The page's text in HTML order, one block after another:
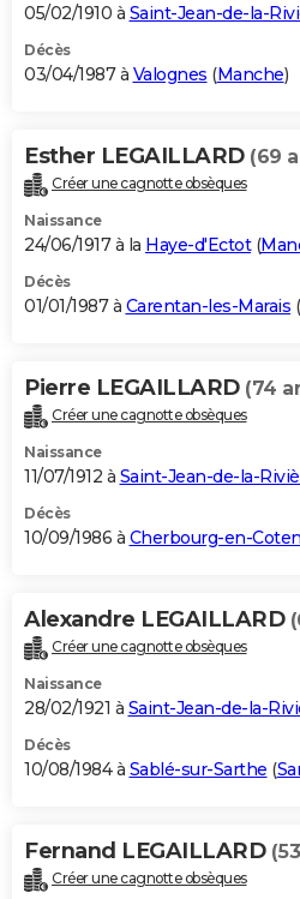
05/02/1910 à Saint-Jean-de-la-
Décès
03/04/1987 à Valognes (Manche)
Esther LEGAILLARD (69
Créer une cagnotte obsèques
Naissance
24/06/1917 à la Haye-d'Ectot(
Décès
01/01/1987 à Carentan-les-Marais (
Pierre LEGAILLARD (74
Créer une cagnotte obsèques
Naissance
11/07/1912 à Saint-Jean-de-la-
Décès
10/09/1986 à Cherbourg-en-
Alexandre LEGAILLARD
Créer une cagnotte obsèques
Naissance
28/02/1921 à Saint-Jean-de-la-
Décès
10/08/1984 à Sablé-sur-Sarthe (
Fernand LEGAILLARD
Créer une cagnotte obsèques